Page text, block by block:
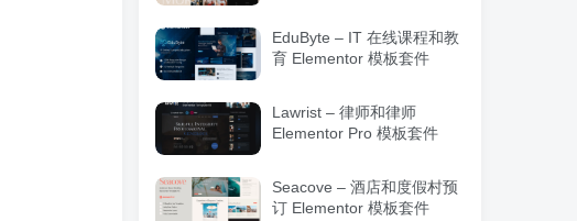
EduByte – IT 在线课程和教
育 Elementor 模板套件
Lawrist – 律师和律师
Elementor Pro 模板套件
Seacove – 酒店和度假村预
订 Elementor 模板套件